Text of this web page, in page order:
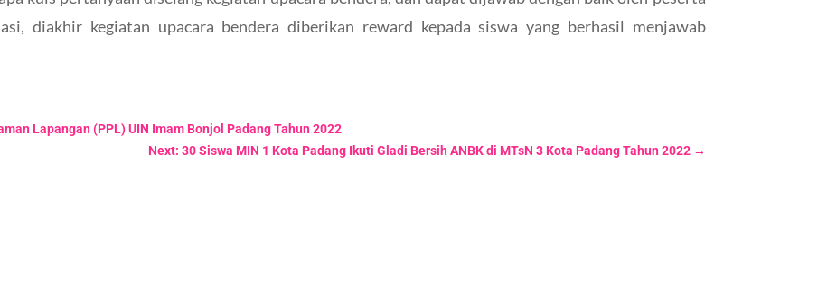
diakhir kegiatan upacara bendera diberikan reward kepada siswa yang berhasil menjawab
Lapangan (PPL) UIN Imam Bonjol Padang Tahun 2022
Next: 30 Siswa MIN 1 Kota Padang Ikuti Gladi Bersih ANBK di MTsN 3 Kota Padang Tahun 2022→